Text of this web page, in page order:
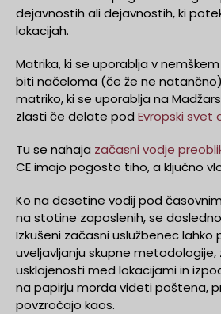
dejavnostih ali dejavnostih, ki
lokacijah.
Matrika, ki se uporablja v
biti načeloma (če že ne
matriko, ki se uporablja na
zlasti če delate pod Evropski svet
Tu se nahaja začasni vodje
CE imajo pogosto tiho, a ključno
Ko na desetine vodij pod
na stotine zaposlenih, se
Izkušeni začasni uslužbenec lahko
uveljavljanju skupne
usklajenosti med lokacijami in
na papirju morda videti poštena,
povzročajo kaos.